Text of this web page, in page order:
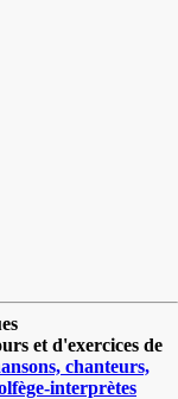
et d'exercices de
chanteurs,
interprètes